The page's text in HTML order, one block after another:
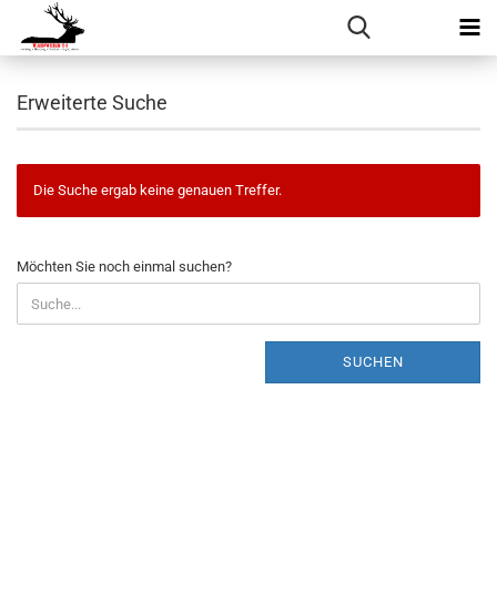
Erweiterte Suche
Die Suche ergab keine genauen Treffer.
MÖCHTEN
SIE
NOCH
EINMAL
Möchten Sie noch einmal suchen?
SUCHEN